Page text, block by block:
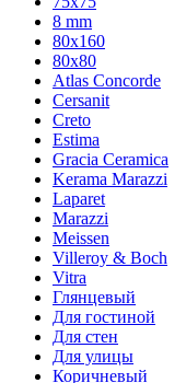
8 mm
80x160
80x80
Atlas Concorde
Cersanit
Creto
Estima
Gracia Ceramica
Kerama Marazzi
Laparet
Marazzi
Meissen
Villeroy & Boch
Vitra
Глянцевый
Для гостиной
Для стен
Для улицы
Коричневый